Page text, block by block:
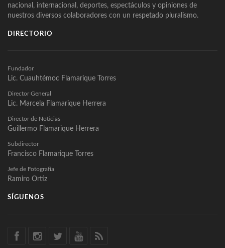
nacional, internacional, deportes, espectáculos y opiniones de
nuestros diversos colaboradores con un respetado pluralismo.
DIRECTORIO
Fundador
Lic. Cuauhtémoc Flamarique Torres
Director General
Lic. Marcela Flamarique Herrera
Director de Noticias
Guillermo Flamarique Herrera
Subdirector
Francisco Flamarique Torres
Jefe de Fotografía
Ramiro Ortíz
SÍGUENOS